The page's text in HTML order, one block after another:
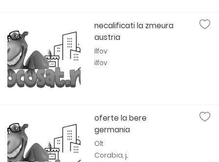
necalificati la zmeura
austria
Ilfov
ilfov
oferte la bere
germania
Olt
Corabia, j...